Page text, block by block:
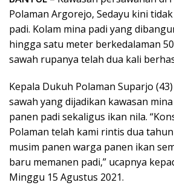
Polaman Argorejo, Sedayu kini
padi. Kolam mina padi yang
hingga satu meter berkedalaman
sawah rupanya telah dua kali
Kepala Dukuh Polaman Suparjo
sawah yang dijadikan kawasan
panen padi sekaligus ikan nila.
Polaman telah kami rintis dua
musim panen warga panen ikan
baru memanen padi,” ucapnya
Minggu 15 Agustus 2021.